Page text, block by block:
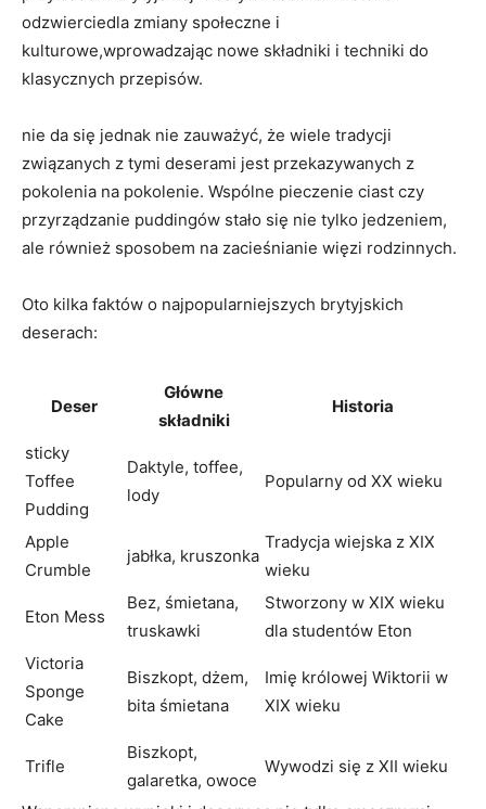
odzwierciedla zmiany społeczne i
kulturowe,wprowadzając nowe składniki i techniki do
klasycznych przepisów.
nie da się jednak nie zauważyć, że wiele tradycji
związanych z tymi deserami jest przekazywanych z
pokolenia na pokolenie. Wspólne pieczenie ciast czy
przyrządzanie puddingów stało się nie tylko jedzeniem,
ale również sposobem na zacieśnianie więzi rodzinnych.
Oto kilka faktów o najpopularniejszych brytyjskich
deserach:
Deser
Główne
składniki
Historia
sticky
Toffee
Pudding
Daktyle, toffee,
lody
Popularny od XX wieku
Apple
Crumble
jabłka, kruszonka
Tradycja wiejska z XIX
wieku
Eton Mess
Bez, śmietana,
truskawki
Stworzony w XIX wieku
dla studentów Eton
Victoria
Sponge
Cake
Biszkopt, dżem,
bita śmietana
Imię królowej Wiktorii w
XIX wieku
Trifle
Biszkopt,
galaretka, owoce
Wywodzi się z XII wieku